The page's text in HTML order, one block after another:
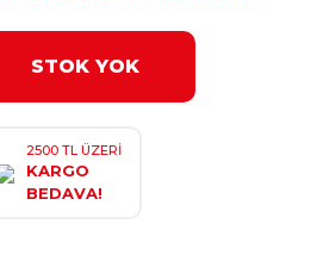
STOK YOK
2500 TL ÜZERİ
KARGO
BEDAVA!